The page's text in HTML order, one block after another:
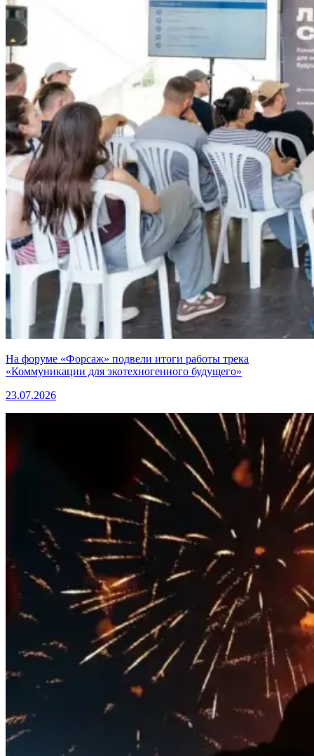
На форуме «Форсаж» подвели итоги работы трека
«Коммуникации для экотехногенного будущего»
23.07.2026